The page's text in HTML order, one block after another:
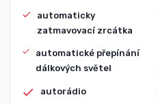
automaticky
zatmavovací zrcátka
automatické přepínání
dálkových světel
autorádio